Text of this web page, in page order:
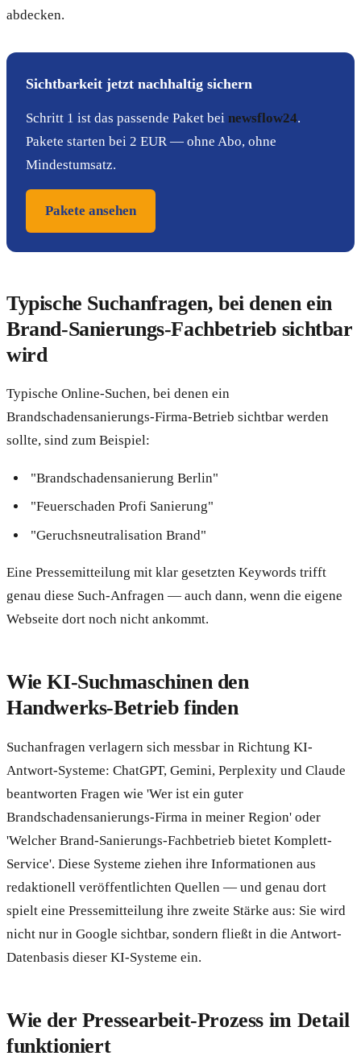
abdecken.
Sichtbarkeit jetzt nachhaltig sichern
Schritt 1 ist das passende Paket bei newsflow24.
Pakete starten bei 2 EUR — ohne Abo, ohne
Mindestumsatz.
Pakete ansehen
Typische Suchanfragen, bei denen ein
Brand-Sanierungs-Fachbetrieb sichtbar
wird
Typische Online-Suchen, bei denen ein
Brandschadensanierungs-Firma-Betrieb sichtbar werden
sollte, sind zum Beispiel:
"Brandschadensanierung Berlin"
"Feuerschaden Profi Sanierung"
"Geruchsneutralisation Brand"
Eine Pressemitteilung mit klar gesetzten Keywords trifft
genau diese Such-Anfragen — auch dann, wenn die eigene
Webseite dort noch nicht ankommt.
Wie KI-Suchmaschinen den
Handwerks-Betrieb finden
Suchanfragen verlagern sich messbar in Richtung KI-
Antwort-Systeme: ChatGPT, Gemini, Perplexity und Claude
beantworten Fragen wie 'Wer ist ein guter
Brandschadensanierungs-Firma in meiner Region' oder
'Welcher Brand-Sanierungs-Fachbetrieb bietet Komplett-
Service'. Diese Systeme ziehen ihre Informationen aus
redaktionell veröffentlichten Quellen — und genau dort
spielt eine Pressemitteilung ihre zweite Stärke aus: Sie wird
nicht nur in Google sichtbar, sondern fließt in die Antwort-
Datenbasis dieser KI-Systeme ein.
Wie der Pressearbeit-Prozess im Detail
funktioniert